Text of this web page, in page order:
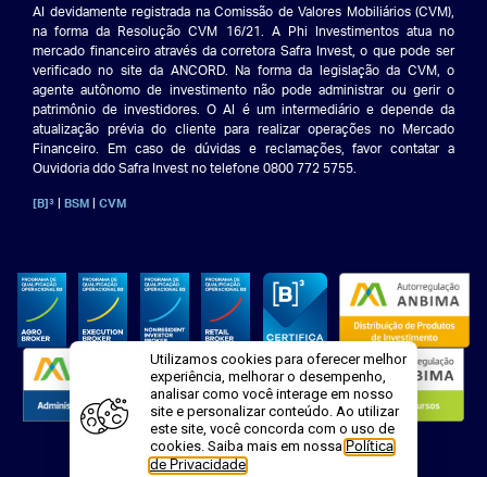
AI devidamente registrada na Comissão de Valores Mobiliários (CVM),
na forma da Resolução CVM 16/21. A Phi Investimentos atua no
mercado financeiro através da corretora Safra Invest, o que pode ser
verificado no site da ANCORD. Na forma da legislação da CVM, o
agente autônomo de investimento não pode administrar ou gerir o
patrimônio de investidores. O AI é um intermediário e depende da
atualização prévia do cliente para realizar operações no Mercado
Financeiro. Em caso de dúvidas e reclamações, favor contatar a
Ouvidoria ddo Safra Invest no telefone 0800 772 5755.
[B]³ BSM CVM
Utilizamos cookies para oferecer melhor
experiência, melhorar o desempenho,
analisar como você interage em nosso
site e personalizar conteúdo. Ao utilizar
este site, você concorda com o uso de
cookies. Saiba mais em nossa Política
de Privacidade.